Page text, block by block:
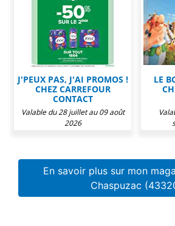
J'PEUX PAS, J'AI PROMOS !
CHEZ CARREFOUR
CONTACT
Valable du 28 juillet au 09 août
2026
LE
En savoir plus sur mon
Chaspuzac